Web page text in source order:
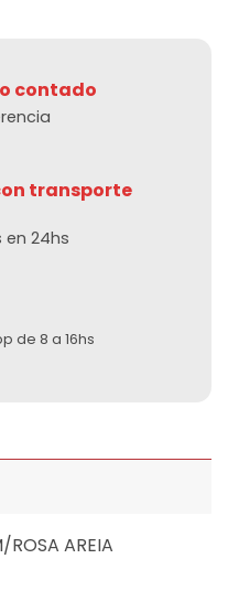
contado
transporte
24hs
de 8 a 16hs
ROSA AREIA